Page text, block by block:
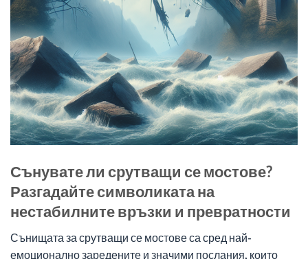
Сънувате ли срутващи се мостове?
Разгадайте символиката на
нестабилните връзки и превратности
Сънищата за срутващи се мостове са сред най-
емоционално заредените и значими послания, които